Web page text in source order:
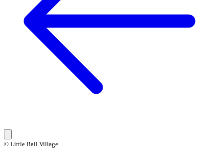
© Little Ball Village